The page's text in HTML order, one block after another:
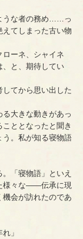
うな者の務め……っ
てしまった古い物
ローネ、シャイネ
、と、期待してい
てから思い出した
大きな動きがあっ
ととなったと聞き
う。私が知る寝物語
「寝物語」といえ
様々な――伝承に現
会が訪れたのであ
」